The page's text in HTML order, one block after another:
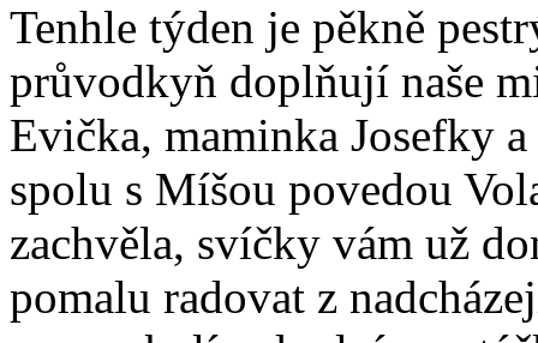
Tenhle týden je pěkně
průvodkyň doplňují naše
Evička, maminka Josefky
spolu s Míšou povedou
zachvěla, svíčky vám už
pomalu radovat z